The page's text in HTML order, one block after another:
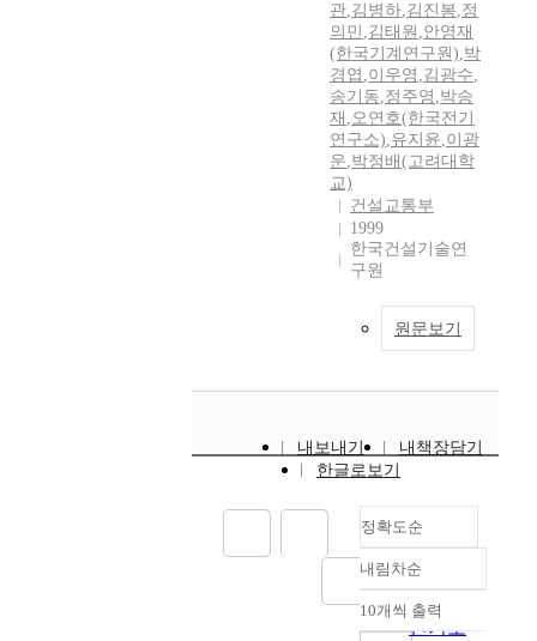
관,김병하,김진봉,정
의민 ,김태원 ,안영재
(한국기계연구원),박
경엽 ,이우영 ,김광수,
송기동,정주영 ,박승
재 ,오연호(한국전기
연구소),유지윤,이광
운,박정배(고려대학
교)
건설교통부
1999
한국건설기술연
구원
원문보기
내보내기
내책장담기
한글로보기
정확도순
정확도
순
인기도
내림차순
내림차순
10개씩 출력